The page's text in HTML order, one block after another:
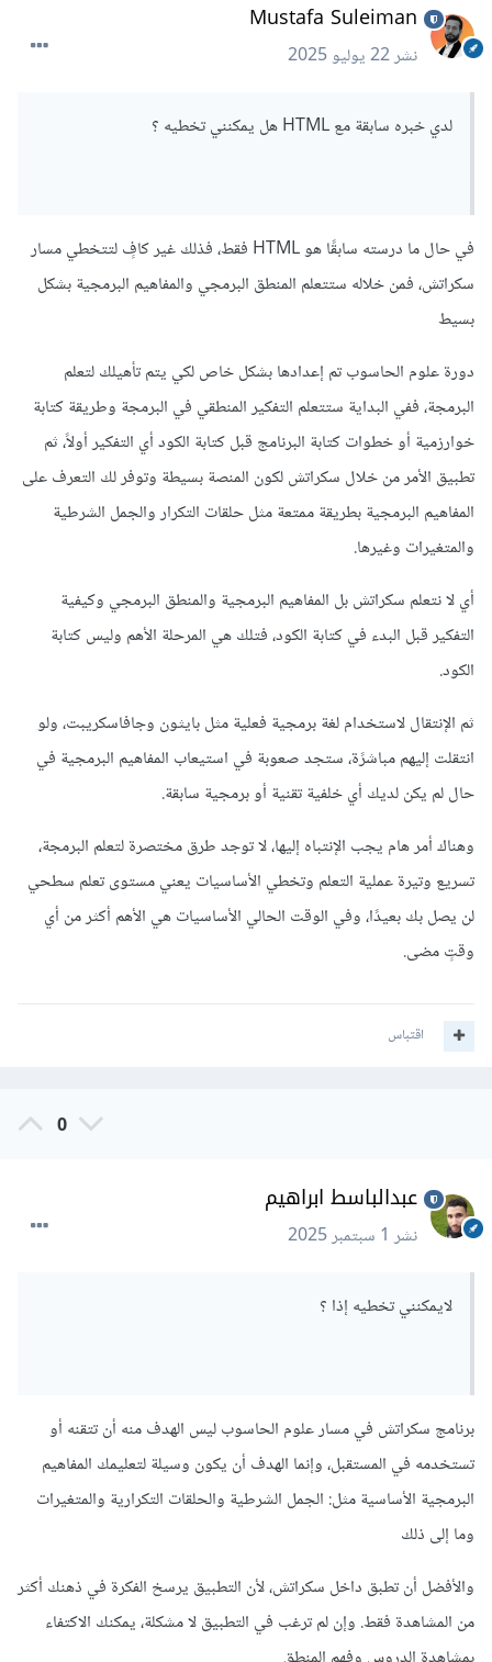
Mustafa Suleiman
نشر22 يوليو 2025
لدي خبره سابقة مع HTML هل يمكنني تخطيه ؟
في حال ما درسته سابقًا هو HTML فقط، فذلك غير كافٍ لتتخطي مسار
سكراتش، فمن خلاله ستتعلم المنطق البرمجي والمفاهيم البرمجية بشكل
بسيط
دورة علوم الحاسوب تم إعدادها بشكل خاص لكي يتم تأهيلك لتعلم
البرمجة، ففي البداية ستتعلم التفكير المنطقي في البرمجة وطريقة كتابة
خوارزمية أو خطوات كتابة البرنامج قبل كتابة الكود أي التفكير أولاً، ثم
تطبيق الأمر من خلال سكراتش لكون المنصة بسيطة وتوفر لك التعرف على
المفاهيم البرمجية بطريقة ممتعة مثل حلقات التكرار والجمل الشرطية
والمتغيرات وغيرها.
أي لا نتعلم سكراتش بل المفاهيم البرمجية والمنطق البرمجي وكيفية
التفكير قبل البدء في كتابة الكود، فتلك هي المرحلة الأهم وليس كتابة
الكود.
ثم الإنتقال لاستخدام لغة برمجية فعلية مثل بايثون وجافاسكريبت، ولو
انتقلت إليهم مباشرًة، ستجد صعوبة في استيعاب المفاهيم البرمجية في
حال لم يكن لديك أي خلفية تقنية أو برمجية سابقة.
وهناك أمر هام يجب الإنتباه إليها، لا توجد طرق مختصرة لتعلم البرمجة،
تسريع وتيرة عملية التعلم وتخطي الأساسيات يعني مستوى تعلم سطحي
لن يصل بك بعيدًا، وفي الوقت الحالي الأساسيات هي الأهم أكثر من أي
وقتٍ مضى.
اقتباس
0
عبدالباسط ابراهيم
نشر1 سبتمبر 2025
لايمكنني تخطيه إذا ؟
برنامج سكراتش في مسار علوم الحاسوب ليس الهدف منه أن تتقنه أو
تستخدمه في المستقبل، وإنما الهدف أن يكون وسيلة لتعليمك المفاهيم
البرمجية الأساسية مثل: الجمل الشرطية والحلقات التكرارية والمتغيرات
وما إلى ذلك
والأفضل أن تطبق داخل سكراتش، لأن التطبيق يرسخ الفكرة في ذهنك أكثر
من المشاهدة فقط. وإن لم ترغب في التطبيق لا مشكلة، يمكنك الاكتفاء